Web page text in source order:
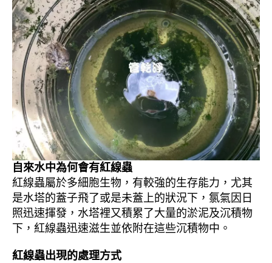
自來水中為何會有紅線蟲
紅線蟲屬於多細胞生物，有較強的生存能力，尤其
是水塔的蓋子飛了或是未蓋上的狀況下，氯氣因日
照迅速揮發，水塔裡又積累了大量的淤泥及沉積物
下，紅線蟲迅速滋生並依附在這些沉積物中。
紅線蟲出現的處理方式